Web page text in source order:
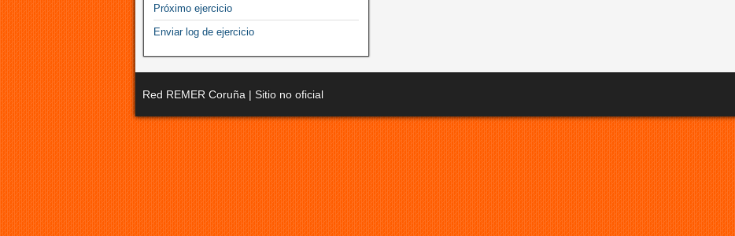
Próximo ejercicio
Enviar log de ejercicio
Red REMER Coruña | Sitio no oficial